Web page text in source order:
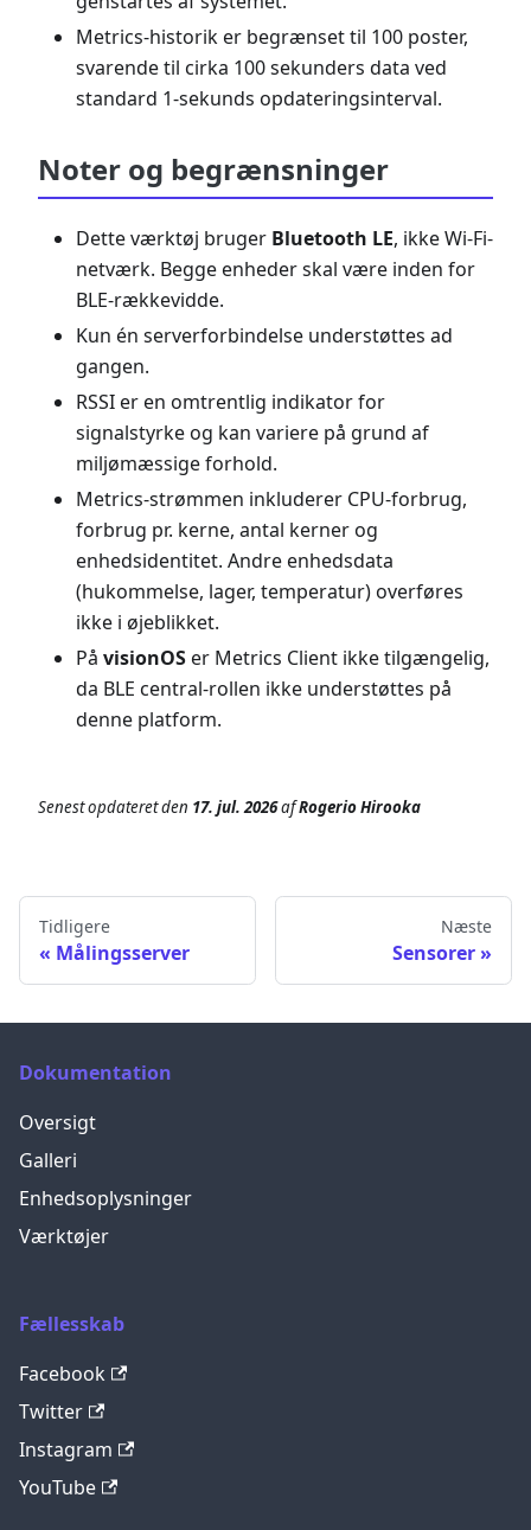
Metrics-historik er begrænset til 100 poster,
svarende til cirka 100 sekunders data ved
standard 1-sekunds opdateringsinterval.
Noter og begrænsninger
Dette værktøj bruger Bluetooth LE, ikke Wi-Fi-
netværk. Begge enheder skal være inden for
BLE-rækkevidde.
Kun én serverforbindelse understøttes ad
gangen.
RSSI er en omtrentlig indikator for
signalstyrke og kan variere på grund af
miljømæssige forhold.
Metrics-strømmen inkluderer CPU-forbrug,
forbrug pr. kerne, antal kerner og
enhedsidentitet. Andre enhedsdata
(hukommelse, lager, temperatur) overføres
ikke i øjeblikket.
På visionOSer Metrics Client ikke tilgængelig,
da BLE central-rollen ikke understøttes på
denne platform.
Senest opdateretden 17. jul. 2026afRogerio Hirooka
Tidligere
Målingsserver
Næste
Sensorer
Dokumentation
Oversigt
Galleri
Enhedsoplysninger
Værktøjer
Fællesskab
Facebook
Twitter
Instagram
YouTube